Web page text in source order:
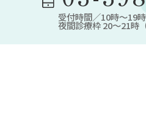
受付時間／10時～19時
夜間診療枠 20～21時